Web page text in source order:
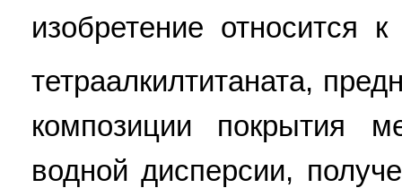
изобретение относится
тетраалкилтитаната,
композиции покрытия
водной дисперсии,